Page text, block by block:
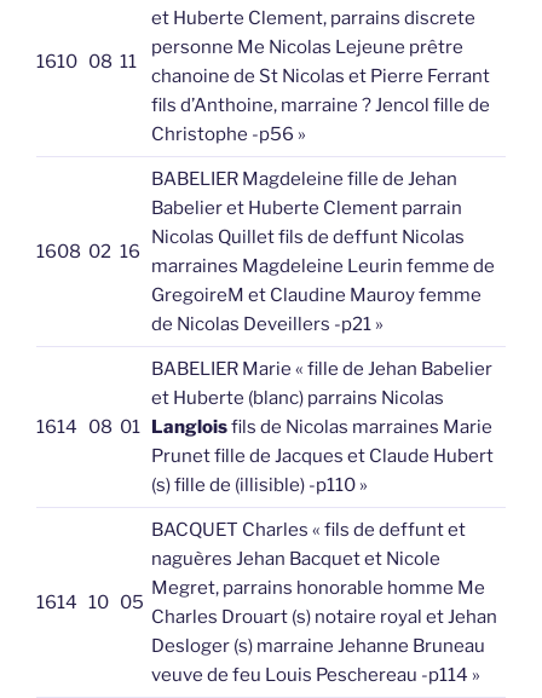
1610 08 11
et Huberte Clement, parrains discrete
personne Me Nicolas Lejeune prêtre
chanoine de St Nicolas et Pierre Ferrant
fils d’Anthoine, marraine ? Jencol fille de
Christophe -p56 »
1608 02 16
BABELIER Magdeleine fille de Jehan
Babelier et Huberte Clement parrain
Nicolas Quillet fils de deffunt Nicolas
marraines Magdeleine Leurin femme de
GregoireM et Claudine Mauroy femme
de Nicolas Deveillers -p21 »
1614 08 01
BABELIER Marie « fille de Jehan Babelier
et Huberte (blanc) parrains Nicolas
Langloisfils de Nicolas marraines Marie
Prunet fille de Jacques et Claude Hubert
(s) fille de (illisible) -p110 »
1614 10 05
BACQUET Charles « fils de deffunt et
naguères Jehan Bacquet et Nicole
Megret, parrains honorable homme Me
Charles Drouart (s) notaire royal et Jehan
Desloger (s) marraine Jehanne Bruneau
veuve de feu Louis Peschereau -p114 »